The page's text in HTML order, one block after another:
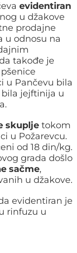
evidentiran
u džakove
prodajne
u odnosu na
takođe je
u Pančevu bila
bila jejftinija u
skuplje tokom
u Požarevcu.
od 18 din/kg.
grada došlo
sačme,
u džakove.
evidentiran je
rinfuzu u